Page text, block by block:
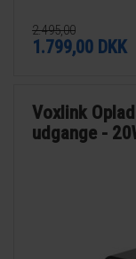
2.495,00
1.799,00 DKK
Voxlink
udgange -